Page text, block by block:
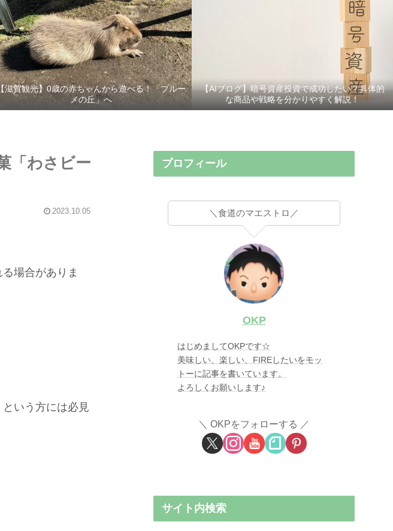
滋賀観光】0歳の赤ちゃんから遊べる！「ブルー
メの丘」へ
【AIブログ】暗号資産投資で成功したい？具体的
な商品や戦略を分かりやすく解説！
「わさビー
2023.10.05
場合がありま
いう方には必見
プロフィール
＼食道のマエストロ／
OKP
はじめましてOKPです☆
美味しい、楽しい、FIREしたいをモッ
トーに記事を書いています。
よろしくお願いします♪
OKPをフォローする
サイト内検索